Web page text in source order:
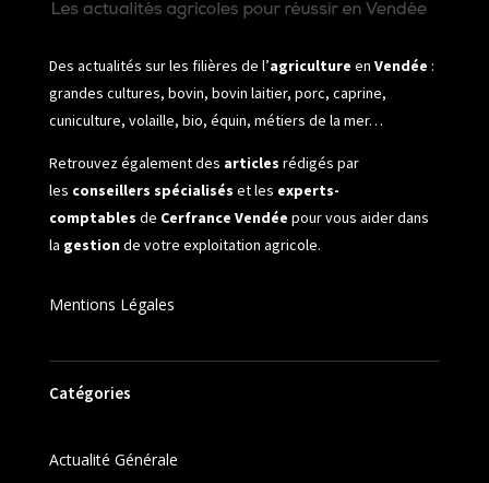
Des actualités sur les filières de l’agriculture en Vendée :
grandes cultures, bovin, bovin laitier, porc, caprine,
cuniculture, volaille, bio, équin, métiers de la mer…
Retrouvez également des articles rédigés par
les conseillers spécialisés et les experts-
comptables de Cerfrance Vendée pour vous aider dans
la gestionde votre exploitation agricole.
Mentions Légales
Catégories
Actualité Générale